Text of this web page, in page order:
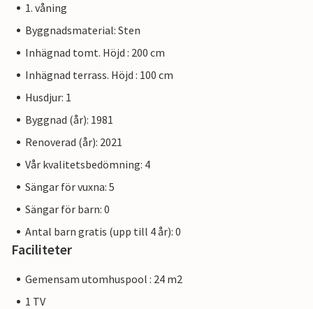
1. våning
Byggnadsmaterial: Sten
Inhägnad tomt. Höjd : 200 cm
Inhägnad terrass. Höjd : 100 cm
Husdjur: 1
Byggnad (år): 1981
Renoverad (år): 2021
Vår kvalitetsbedömning: 4
Sängar för vuxna: 5
Sängar för barn: 0
Antal barn gratis (upp till 4 år): 0
Faciliteter
Gemensam utomhuspool : 24 m2
1 TV